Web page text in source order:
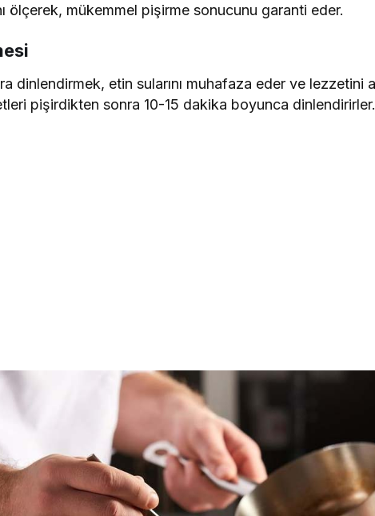
ölçerek, mükemmel pişirme sonucunu garanti eder.
dinlendirmek, etin sularını muhafaza eder ve lezzetini
pişirdikten sonra 10-15 dakika boyunca dinlendirirler.